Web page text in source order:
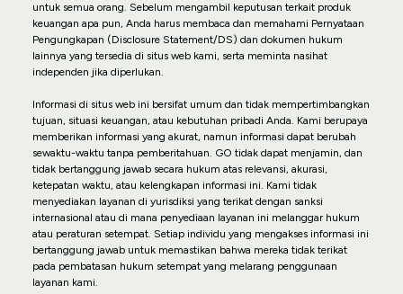
untuk semua orang. Sebelum mengambil keputusan terkait produk
keuangan apa pun, Anda harus membaca dan memahami Pernyataan
Pengungkapan (Disclosure Statement/DS) dan dokumen hukum
lainnya yang tersedia di situs web kami, serta meminta nasihat
independen jika diperlukan.
Informasi di situs web ini bersifat umum dan tidak mempertimbangkan
tujuan, situasi keuangan, atau kebutuhan pribadi Anda. Kami berupaya
memberikan informasi yang akurat, namun informasi dapat berubah
sewaktu-waktu tanpa pemberitahuan. GO tidak dapat menjamin, dan
tidak bertanggung jawab secara hukum atas relevansi, akurasi,
ketepatan waktu, atau kelengkapan informasi ini. Kami tidak
menyediakan layanan di yurisdiksi yang terikat dengan sanksi
internasional atau di mana penyediaan layanan ini melanggar hukum
atau peraturan setempat. Setiap individu yang mengakses informasi ini
bertanggung jawab untuk memastikan bahwa mereka tidak terikat
pada pembatasan hukum setempat yang melarang penggunaan
layanan kami.